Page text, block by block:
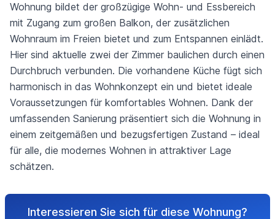
Wohnung bildet der großzügige Wohn- und Essbereich
mit Zugang zum großen Balkon, der zusätzlichen
Wohnraum im Freien bietet und zum Entspannen einlädt.
Hier sind aktuelle zwei der Zimmer baulichen durch einen
Durchbruch verbunden. Die vorhandene Küche fügt sich
harmonisch in das Wohnkonzept ein und bietet ideale
Voraussetzungen für komfortables Wohnen. Dank der
umfassenden Sanierung präsentiert sich die Wohnung in
einem zeitgemäßen und bezugsfertigen Zustand – ideal
für alle, die modernes Wohnen in attraktiver Lage
schätzen.
Interessieren Sie sich für diese Wohnung?